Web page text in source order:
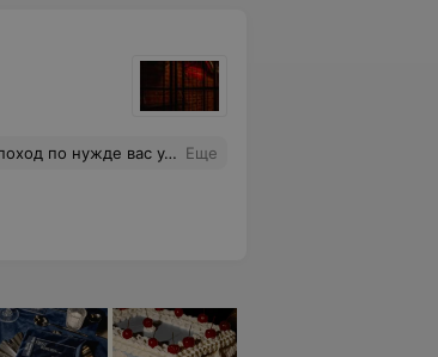
по нужде вас удивит Еще